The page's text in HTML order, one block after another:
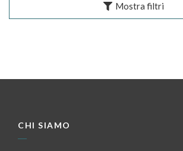
Mostra filtri
CHI SIAMO